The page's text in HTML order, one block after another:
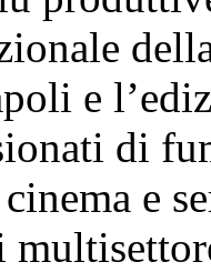
e
di
e